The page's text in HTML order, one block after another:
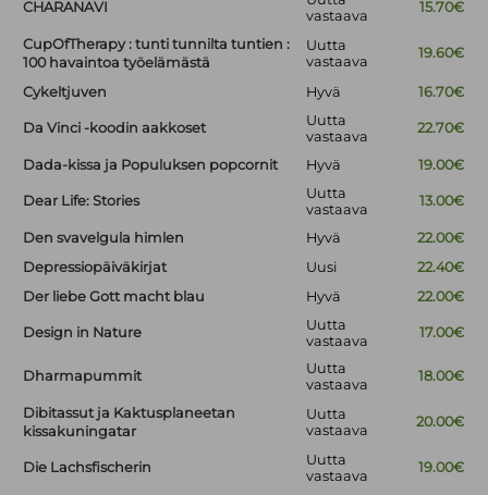
CHARANAVI
vastaava
15.70€
CupOfTherapy : tunti tunnilta tuntien :
100 havaintoa työelämästä
Uutta
vastaava
19.60€
Cykeltjuven Hyvä 16.70€
Da Vinci -koodin aakkoset
Uutta
vastaava
22.70€
Dada-kissa ja Populuksen popcornit Hyvä 19.00€
Dear Life: Stories
Uutta
vastaava
13.00€
Den svavelgula himlen Hyvä
22.00€
Depressiopäiväkirjat
Uusi
22.40€
Der liebe Gott macht blau
Hyvä 22.00€
Design in Nature
Uutta
vastaava
17.00€
Dharmapummit
Uutta
vastaava
18.00€
Dibitassut ja Kaktusplaneetan
kissakuningatar
Uutta
vastaava
20.00€
Die Lachsfischerin
Uutta
vastaava
19.00€